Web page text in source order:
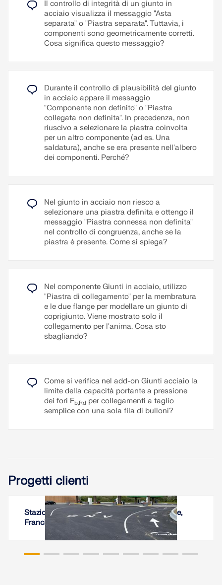
indesiderate.
Leggi di più
calcolo e la lettura dei risultati.
Leggi di più
Il controllo di integrità di un giunto in
acciaio visualizza il messaggio "Asta
separata" o "Piastra separata". Tuttavia, i
componenti sono geometricamente corretti.
Cosa significa questo messaggio?
Durante il controllo di plausibilità del giunto
in acciaio appare il messaggio
"Componente non definito" o "Piastra
collegata non definita". In precedenza, non
riuscivo a selezionare la piastra coinvolta
per un altro componente (ad es. Una
saldatura), anche se era presente nell'albero
dei componenti. Perché?
Nel giunto in acciaio non riesco a
selezionare una piastra definita e ottengo il
messaggio "Piastra connessa non definita"
nel controllo di congruenza, anche se la
piastra è presente. Come si spiega?
Nel componente Giunti in acciaio, utilizzo
"Piastra di collegamento" per la membratura
e le due flange per modellare un giunto di
coprigiunto. Viene mostrato solo il
collegamento per l'anima. Cosa sto
sbagliando?
Come si verifica nel add-on Giunti acciaio la
limite della capacità portante a pressione
dei fori Fb,Rd per collegamenti a taglio
semplice con una sola fila di bulloni?
Progetti clienti
Stazione multi-energy a Les Sables-d'Olonne,
Francia